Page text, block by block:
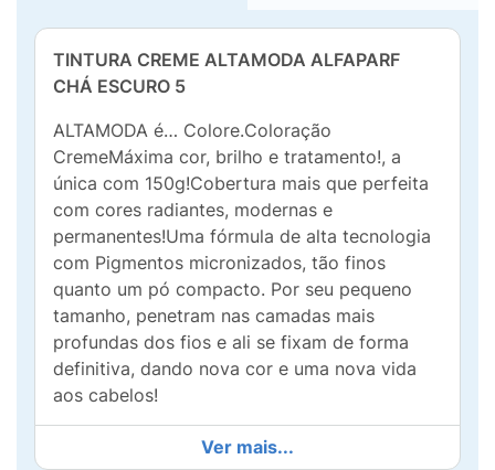
TINTURA CREME ALTAMODA ALFAPARF
CHÁ ESCURO 5
ALTAMODA é… Colore.Coloração
CremeMáxima cor, brilho e tratamento!, a
única com 150g!Cobertura mais que perfeita
com cores radiantes, modernas e
permanentes!Uma fórmula de alta tecnologia
com Pigmentos micronizados, tão finos
quanto um pó compacto. Por seu pequeno
tamanho, penetram nas camadas mais
profundas dos fios e ali se fixam de forma
definitiva, dando nova cor e uma nova vida
aos cabelos!
Ver mais...